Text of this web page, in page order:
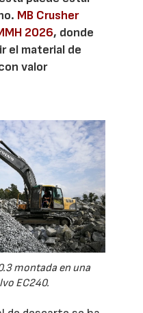
MB Crusher
2026, donde
el material de
valor
montada en una
EC240.